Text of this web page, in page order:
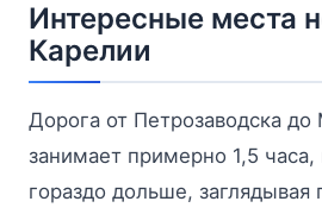
Интересные места
Карелии
Дорога от Петрозаводска
занимает примерно 1,5
гораздо дольше, заглядывая